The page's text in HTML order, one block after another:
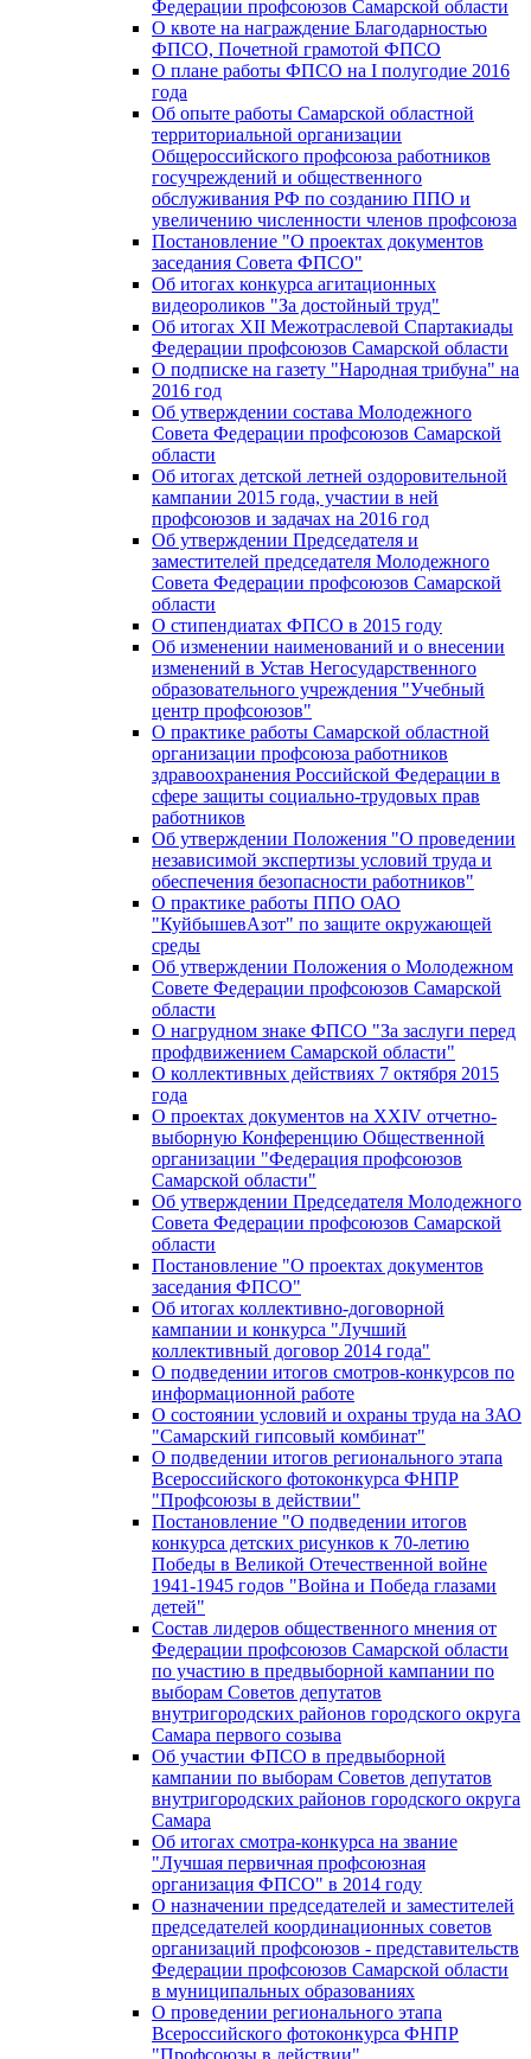
Федерации профсоюзов Самарской области
О квоте на награждение Благодарностью
ФПСО, Почетной грамотой ФПСО
О плане работы ФПСО на I полугодие 2016
года
Об опыте работы Самарской областной
территориальной организации
Общероссийского профсоюза работников
госучреждений и общественного
обслуживания РФ по созданию ППО и
увеличению численности членов профсоюза
Постановление "О проектах документов
заседания Совета ФПСО"
Об итогах конкурса агитационных
видеороликов "За достойный труд"
Об итогах XII Межотраслевой Спартакиады
Федерации профсоюзов Самарской области
О подписке на газету "Народная трибуна" на
2016 год
Об утверждении состава Молодежного
Совета Федерации профсоюзов Самарской
области
Об итогах детской летней оздоровительной
кампании 2015 года, участии в ней
профсоюзов и задачах на 2016 год
Об утверждении Председателя и
заместителей председателя Молодежного
Совета Федерации профсоюзов Самарской
области
О стипендиатах ФПСО в 2015 году
Об изменении наименований и о внесении
изменений в Устав Негосударственного
образовательного учреждения "Учебный
центр профсоюзов"
О практике работы Самарской областной
организации профсоюза работников
здравоохранения Российской Федерации в
сфере защиты социально-трудовых прав
работников
Об утверждении Положения "О проведении
независимой экспертизы условий труда и
обеспечения безопасности работников"
О практике работы ППО ОАО
"КуйбышевАзот" по защите окружающей
среды
Об утверждении Положения о Молодежном
Совете Федерации профсоюзов Самарской
области
О нагрудном знаке ФПСО "За заслуги перед
профдвижением Самарской области"
О коллективных действиях 7 октября 2015
года
О проектах документов на XXIV отчетно-
выборную Конференцию Общественной
организации "Федерация профсоюзов
Самарской области"
Об утверждении Председателя Молодежного
Совета Федерации профсоюзов Самарской
области
Постановление "О проектах документов
заседания ФПСО"
Об итогах коллективно-договорной
кампании и конкурса "Лучший
коллективный договор 2014 года"
О подведении итогов смотров-конкурсов по
информационной работе
О состоянии условий и охраны труда на ЗАО
"Самарский гипсовый комбинат"
О подведении итогов регионального этапа
Всероссийского фотоконкурса ФНПР
"Профсоюзы в действии"
Постановление "О подведении итогов
конкурса детских рисунков к 70-летию
Победы в Великой Отечественной войне
1941-1945 годов "Война и Победа глазами
детей"
Состав лидеров общественного мнения от
Федерации профсоюзов Самарской области
по участию в предвыборной кампании по
выборам Советов депутатов
внутригородских районов городского округа
Самара первого созыва
Об участии ФПСО в предвыборной
кампании по выборам Советов депутатов
внутригородских районов городского округа
Самара
Об итогах смотра-конкурса на звание
"Лучшая первичная профсоюзная
организация ФПСО" в 2014 году
О назначении председателей и заместителей
председателей координационных советов
организаций профсоюзов - представительств
Федерации профсоюзов Самарской области
в муниципальных образованиях
О проведении регионального этапа
Всероссийского фотоконкурса ФНПР
"Профсоюзы в действии"